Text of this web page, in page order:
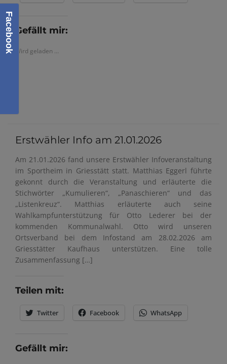
Gefällt mir:
Wird geladen …
Erstwähler Info am 21.01.2026
Am 21.01.2026 fand unsere Erstwähler Infoveranstaltung
im Sportheim in Griesstätt statt. Matthias Eggerl führte
gekonnt durch die Veranstaltung und erläuterte die
Stichwörter „Kumulieren“, „Panaschieren“ und das
„Listenkreuz“. Matthias erläuterte auch seine
Wahlkampfunterstützung für Otto Lederer bei der
kommenden Kommunalwahl. Otto wird unseren
Ortsverband bei dem Infostand am 28.02.2026 am
Griesstätter Kaufhaus unterstützen. Eine tolle
Zusammenfassung […]
Teilen mit:
Twitter Facebook WhatsApp
Gefällt mir:
Facebook